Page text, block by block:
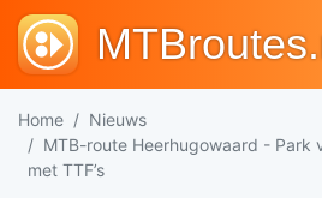
Home
Nieuws
MTB-route Heerhugowaard - Park
met TTF’s